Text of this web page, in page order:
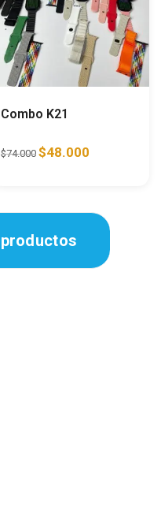
Combo K21
$74.000 $48.000